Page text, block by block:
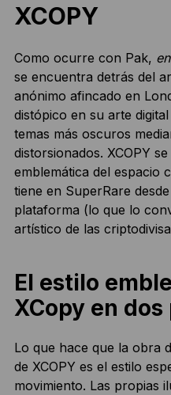
XCOPY
Como ocurre con Pak,
se encuentra detrás del
anónimo afincado en
distópico en su arte
temas más oscuros
distorsionados. XCOPY
emblemática del espacio
tiene en SuperRare
plataforma (lo que lo
artístico de las
El estilo
XCopy en
Lo que hace que la obra
de XCOPY es el estilo
movimiento. Las propias